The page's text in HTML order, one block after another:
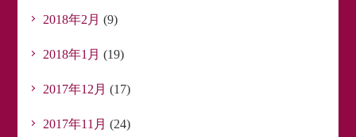
2018年2月 (9)
2018年1月 (19)
2017年12月 (17)
2017年11月 (24)